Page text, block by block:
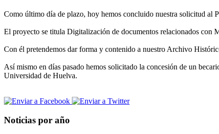
Como último día de plazo, hoy hemos concluido nuestra solicitud al
El proyecto se titula Digitalización de documentos relacionados con
Con él pretendemos dar forma y contenido a nuestro Archivo
Así mismo en días pasado hemos solicitado la concesión de un
Universidad de Huelva.
Noticias por año